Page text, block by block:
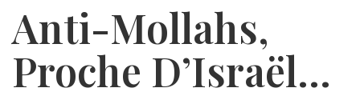
Anti-Mollahs,
Proche D’Israël…